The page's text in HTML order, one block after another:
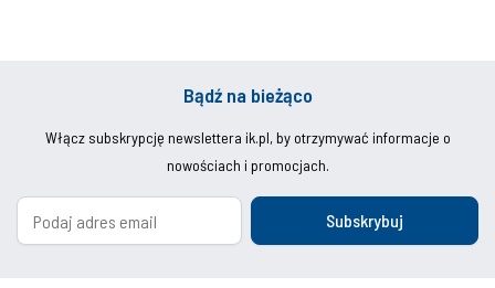
Bądź na bieżąco
Włącz subskrypcję newslettera ik.pl, by otrzymywać informacje o
nowościach i promocjach.
Subskrybuj